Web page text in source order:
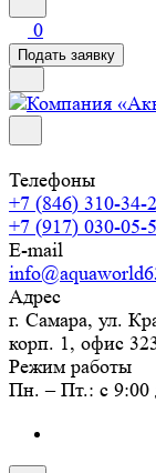
0
Подать заявку
Телефоны
+7 (846) 310-34-
+7 (917) 030-05-
E-mail
Адрес
г. Самара, ул.
корп. 1, офис
Режим работы
Пн. – Пт.: с 9:00